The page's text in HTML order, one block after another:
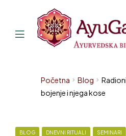
Početna Blog
bojenje i njega kose
BLOG DNEVNI RITUALI SEMINARI